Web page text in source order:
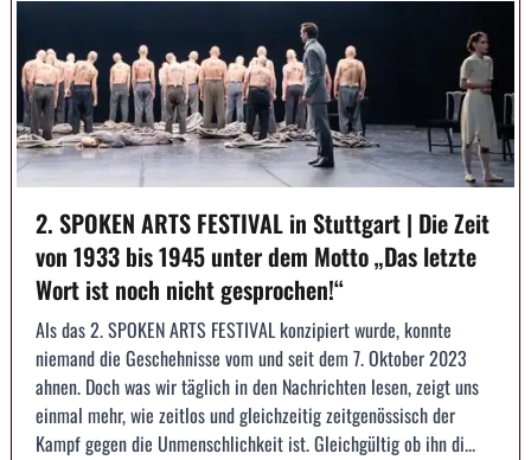
2. SPOKEN ARTS FESTIVAL in Stuttgart | Die Zeit
von 1933 bis 1945 unter dem Motto „Das letzte
Wort ist noch nicht gesprochen!“
Als das 2. SPOKEN ARTS FESTIVAL konzipiert wurde, konnte
niemand die Geschehnisse vom und seit dem 7. Oktober 2023
ahnen. Doch was wir täglich in den Nachrichten lesen, zeigt uns
einmal mehr, wie zeitlos und gleichzeitig zeitgenössisch der
Kampf gegen die Unmenschlichkeit ist. Gleichgültig ob ihn di...